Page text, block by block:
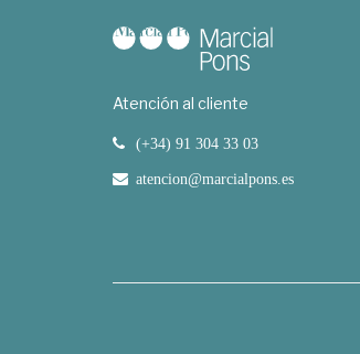
Atención al cliente
(+34) 91 304 33 03
atencion@marcialpons.es